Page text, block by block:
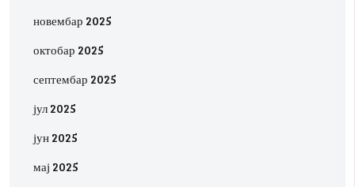
новембар 2025
октобар 2025
септембар 2025
јул 2025
јун 2025
мај 2025